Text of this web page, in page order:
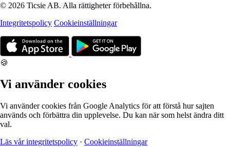
© 2026 Ticsie AB. Alla rättigheter förbehållna.
Integritetspolicy Cookieinställningar
🍪
Vi använder cookies
Vi använder cookies från Google Analytics för att förstå hur sajten
används och förbättra din upplevelse. Du kan när som helst ändra ditt
val.
Läs vår integritetspolicy · Cookieinställningar